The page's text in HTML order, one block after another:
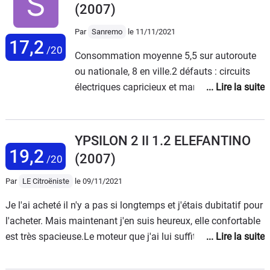
17,2 /20
(2007)
Par Sanremo le 11/11/2021
Consommation moyenne 5,5 sur autoroute
ou nationale, 8 en ville.2 défauts : circuits
électriques capricieux et manque de
j'évite l'autoroute et m'en trouve fort bien car
les nationales (la 6 notamment) sont
devenues un vrai bonheur.À part cela elle a
toutes les qualités : jolie avec son look rétro
années 40-50 (silhouette et arrière reprenant
douce au volant, peu exigeante (elle ne
consomme même pas d'huile à 130 000
km...)J'ai eu beaucoup de voitures (+ de 50),
19,2 /20
YPSILON 2 II 1.2 ELEFANTINO
(2007)
Par LE Citroëniste le 09/11/2021
Je l'ai acheté il n'y a pas si longtemps et j'étais dubitatif pour
l'acheter. Mais maintenant j'en suis heureux, elle confortable
est très spacieuse.Le moteur que j'ai lui suffit mais il ne faut